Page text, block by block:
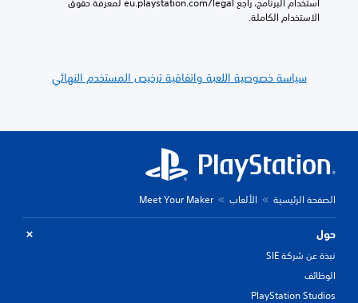
الاستخدام الكاملة.
سياسة خصوصية اللعبة واتفاقية ترخيص المستخدم النهائي
الصفحة الرئيسية الألعاب Meet Your Maker
حول
نبذة عن شركة SIE
الوظائف
PlayStation Studios